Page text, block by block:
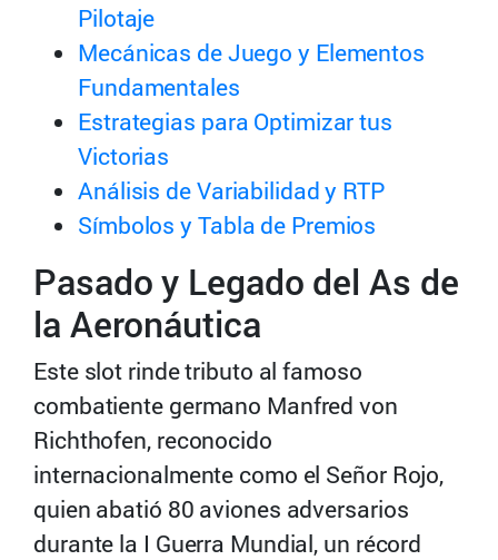
Pilotaje
Mecánicas de Juego y Elementos
Fundamentales
Estrategias para Optimizar tus
Victorias
Análisis de Variabilidad y RTP
Símbolos y Tabla de Premios
Pasado y Legado del As de
la Aeronáutica
Este slot rinde tributo al famoso
combatiente germano Manfred von
Richthofen, reconocido
internacionalmente como el Señor Rojo,
quien abatió 80 aviones adversarios
durante la I Guerra Mundial, un récord